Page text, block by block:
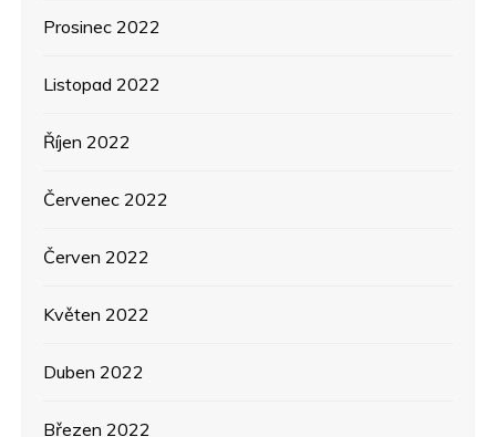
Prosinec 2022
Listopad 2022
Říjen 2022
Červenec 2022
Červen 2022
Květen 2022
Duben 2022
Březen 2022